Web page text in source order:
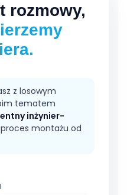
rozmowy,
z losowym
tematem
inżynier-
montażu od